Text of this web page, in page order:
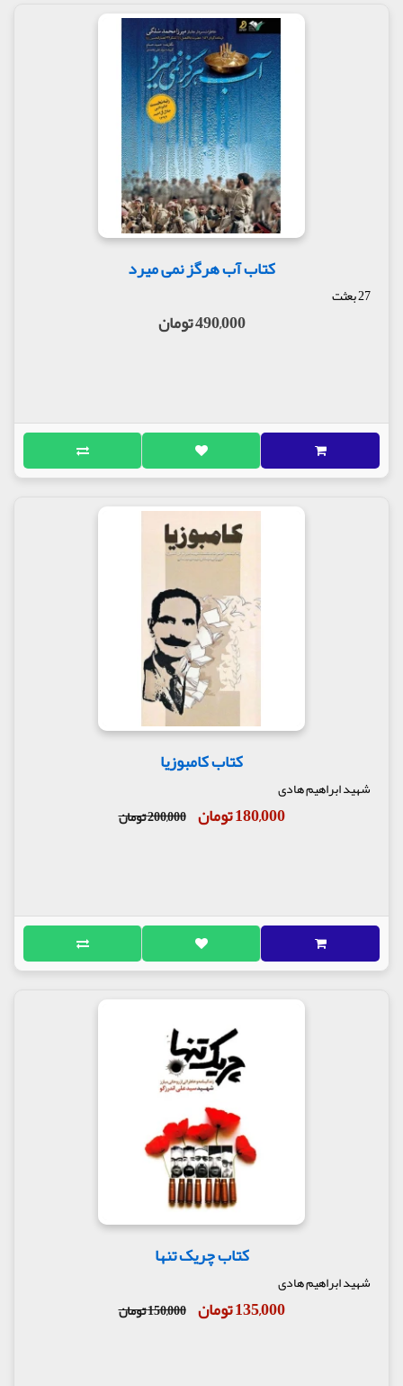
کتاب آب هرگز نمی میرد
27 بعثت
490,000 تومان
کتاب کامبوزیا
شهید ابراهیم هادی
180,000 تومان 200,000 تومان
کتاب چریک تنها
شهید ابراهیم هادی
135,000 تومان 150,000 تومان